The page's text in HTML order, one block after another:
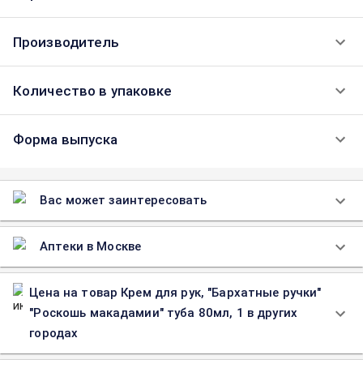
Производитель
Количество в упаковке
Форма выпуска
Вас может заинтересовать
Аптеки в Москве
Цена на товар Крем для рук, "Бархатные ручки"
"Роскошь макадамии" туба 80мл, 1 в других
городах